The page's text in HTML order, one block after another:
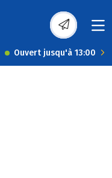
Ouvert jusqu'à 13:00